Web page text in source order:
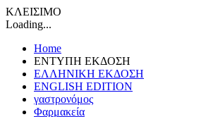
ΚΛΕΙΣΙΜΟ
Loading...
Home
ΕΝΤΥΠΗ ΕΚΔΟΣΗ
ΕΛΛΗΝΙΚΗ ΕΚΔΟΣΗ
ENGLISH EDITION
γαστρονόμος
Φαρμακεία